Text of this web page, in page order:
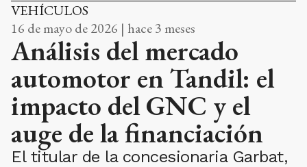
VEHÍCULOS
16 de mayo de 2026 | hace 3 meses
Análisis del mercado
automotor en Tandil: el
impacto del GNC y el
auge de la financiación
El titular de la concesionaria Garbat,